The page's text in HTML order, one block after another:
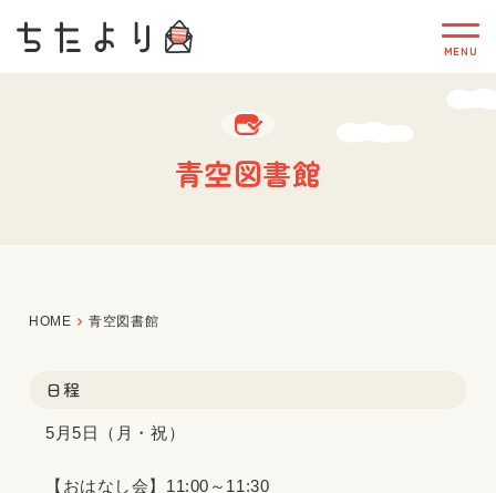
青空図書館
HOME 青空図書館
日程
5月5日（月・祝）
【おはなし会】11:00～11:30